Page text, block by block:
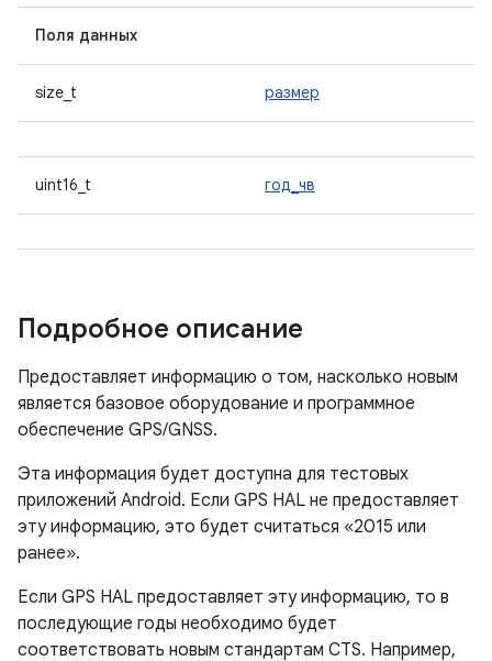
Поля данных
size_t размер
uint16_t год_чв
Подробное описание
Предоставляет информацию о том, насколько новым
является базовое оборудование и программное
обеспечение GPS/GNSS.
Эта информация будет доступна для тестовых
приложений Android. Если GPS HAL не предоставляет
эту информацию, это будет считаться «2015 или
ранее».
Если GPS HAL предоставляет эту информацию, то в
последующие годы необходимо будет
соответствовать новым стандартам CTS. Например,